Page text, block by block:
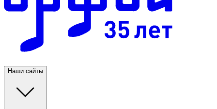
Наши сайты